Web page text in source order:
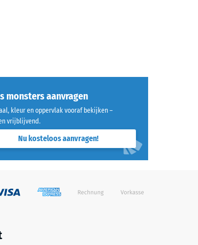
monsters aanvragen
kleur en oppervlak vooraf bekijken –
vrijblijvend.
Nu kosteloos aanvragen!